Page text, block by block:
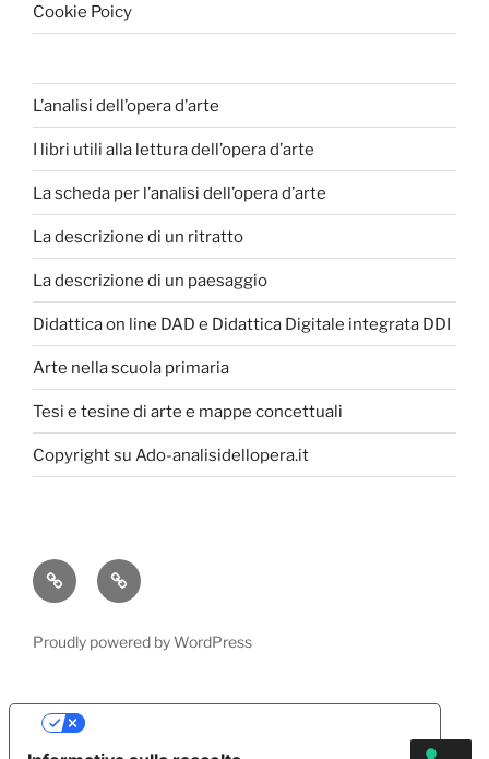
Cookie Poicy
L’analisi dell’opera d’arte
I libri utili alla lettura dell’opera d’arte
La scheda per l’analisi dell’opera d’arte
La descrizione di un ritratto
La descrizione di un paesaggio
Didattica on line DAD e Didattica Digitale integrata DDI
Arte nella scuola primaria
Tesi e tesine di arte e mappe concettuali
Copyright su Ado-analisidellopera.it
Privacy
Policy
Cookie
Poicy
Proudly powered by WordPress
Le tue preferenze relative alla privacy